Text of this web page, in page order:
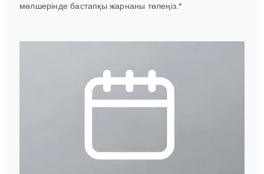
мөлшерінде бастапқы жарнаны төлеңіз.*